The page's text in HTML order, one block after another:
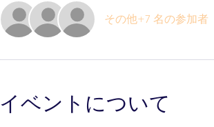
その他+7 名の参加者
イベントについて